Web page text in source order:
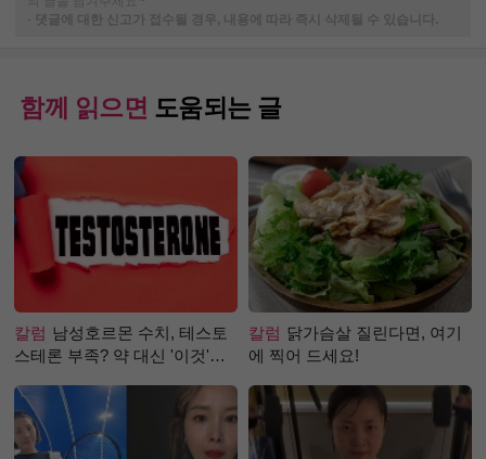
-
댓글에 대한 신고가 접수될 경우, 내용에 따라 즉시 삭제될 수 있습니다.
함께 읽으면 도움되는 글
칼럼 남성호르몬 수치, 테스토
스테론 부족? 약 대신 '이것'으
칼럼 닭가슴살 질린다면, 여기
에 찍어 드세요!